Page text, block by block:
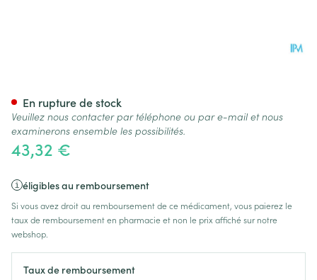
43,32 €
éligibles au remboursement
Si vous avez droit au remboursement de ce médicament, vous paierez le
taux de remboursement en pharmacie et non le prix affiché sur notre
webshop.
Taux de remboursement
En rupture de stock
Veuillez nous contacter par téléphone ou par e-mail et nous
examinerons ensemble les possibilités.